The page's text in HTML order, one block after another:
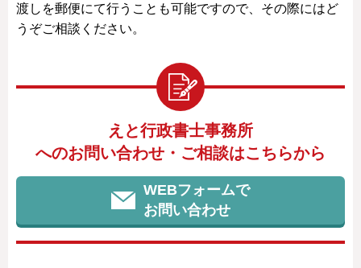
渡しを郵便にて行うことも可能ですので、その際にはど
うぞご相談ください。
えと行政書士事務所
へのお問い合わせ・ご相談はこちらから
WEBフォームで
お問い合わせ